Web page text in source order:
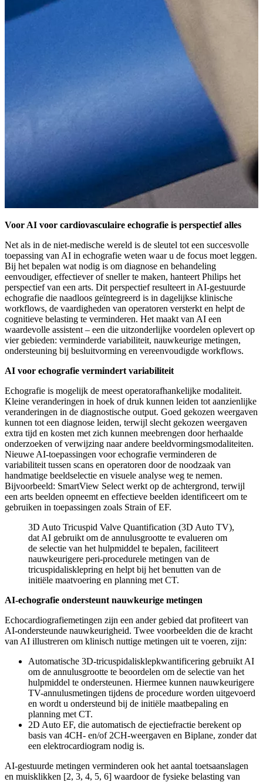
Voor AI voor cardiovasculaire echografie is perspectief alles
Net als in de niet-medische wereld is de sleutel tot een succesvolle
toepassing van AI in echografie weten waar u de focus moet leggen.
Bij het bepalen wat nodig is om diagnose en behandeling
eenvoudiger, effectiever of sneller te maken, hanteert Philips het
perspectief van een arts. Dit perspectief resulteert in AI-gestuurde
echografie die naadloos geïntegreerd is in dagelijkse klinische
workflows, de vaardigheden van operatoren versterkt en helpt de
cognitieve belasting te verminderen. Het maakt van AI een
waardevolle assistent – een die uitzonderlijke voordelen oplevert op
vier gebieden: verminderde variabiliteit, nauwkeurige metingen,
ondersteuning bij besluitvorming en vereenvoudigde workflows.
AI voor echografie vermindert variabiliteit
Echografie is mogelijk de meest operatorafhankelijke modaliteit.
Kleine veranderingen in hoek of druk kunnen leiden tot aanzienlijke
veranderingen in de diagnostische output. Goed gekozen weergaven
kunnen tot een diagnose leiden, terwijl slecht gekozen weergaven
extra tijd en kosten met zich kunnen meebrengen door herhaalde
onderzoeken of verwijzing naar andere beeldvormingsmodaliteiten.
Nieuwe AI-toepassingen voor echografie verminderen de
variabiliteit tussen scans en operatoren door de noodzaak van
handmatige beeldselectie en visuele analyse weg te nemen.
Bijvoorbeeld: SmartView Select werkt op de achtergrond, terwijl
een arts beelden opneemt en effectieve beelden identificeert om te
gebruiken in toepassingen zoals Strain of EF.
3D Auto Tricuspid Valve Quantification (3D Auto TV),
dat AI gebruikt om de annulusgrootte te evalueren om
de selectie van het hulpmiddel te bepalen, faciliteert
nauwkeurigere peri-procedurele metingen van de
tricuspidalisklepring en helpt bij het benutten van de
initiële maatvoering en planning met CT.
AI-echografie ondersteunt nauwkeurige metingen
Echocardiografiemetingen zijn een ander gebied dat profiteert van
AI-ondersteunde nauwkeurigheid. Twee voorbeelden die de kracht
van AI illustreren om klinisch nuttige metingen uit te voeren, zijn:
Automatische 3D-tricuspidalisklepkwantificering gebruikt AI
om de annulusgrootte te beoordelen om de selectie van het
hulpmiddel te ondersteunen. Hiermee kunnen nauwkeurigere
TV-annulusmetingen tijdens de procedure worden uitgevoerd
en wordt u ondersteund bij de initiële maatbepaling en
planning met CT.
2D Auto EF, die automatisch de ejectiefractie berekent op
basis van 4CH- en/of 2CH-weergaven en Biplane, zonder dat
een elektrocardiogram nodig is.
AI‑gestuurde metingen verminderen ook het aantal toetsaanslagen
en muisklikken [2, 3, 4, 5, 6] waardoor de fysieke belasting van